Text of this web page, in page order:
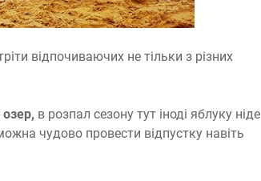
відпочиваючих не тільки з різних
в розпал сезону тут іноді яблуку ніде
чудово провести відпустку навіть